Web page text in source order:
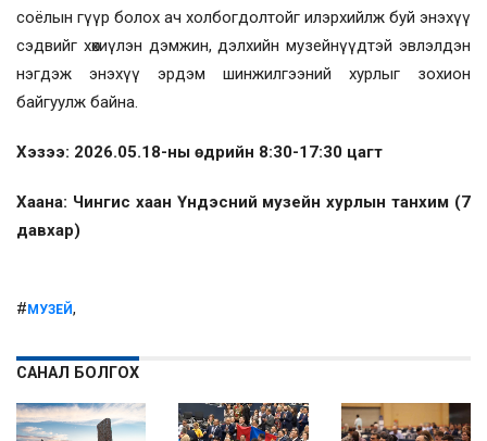
соёлын гүүр болох ач холбогдолтойг илэрхийлж буй энэхүү
сэдвийг хөхиүлэн дэмжин, дэлхийн музейнүүдтэй эвлэлдэн
нэгдэж энэхүү эрдэм шинжилгээний хурлыг зохион
байгуулж байна.
Хэзээ: 2026.05.18-ны өдрийн 8:30-17:30 цагт
Хаана: Чингис хаан Үндэсний музейн хурлын танхим (7
давхар)
#МУЗЕЙ,
САНАЛ БОЛГОХ